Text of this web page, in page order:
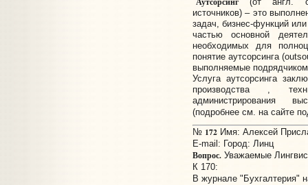
источников) – это
задач, бизнес-функций
частью основной
необходимых для
понятие аутсорсинга
выполняемые
Услуга аутсорсинга
производства ,
администрирования
(подробнее см. на сайте
№ 172Имя: Алексей
E-mail: Город: Линц
Вопрос.Уважаемые
К 170:
В журнале "Бухгалтерия"